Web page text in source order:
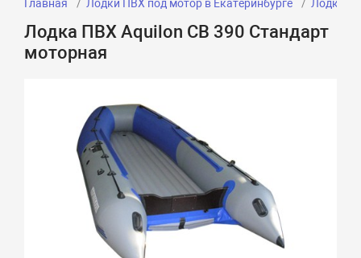
Главная Лодки ПВХ под мотор в Екатеринбурге Лодки
Лодка ПВХ Aquilon CB 390 Стандарт
моторная